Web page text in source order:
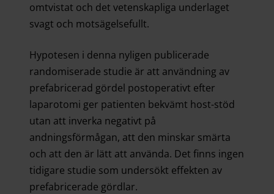
omtvistat och det vetenskapliga underlaget
svagt och motsägelsefullt.
Hypotesen i denna nyligen publicerade
randomiserade studie är att användning av
prefabricerad gördel postoperativt efter
laparotomi ger patienten bekvämt host-stöd
utan att inverka negativt på
andningsförmågan, att den minskar smärta
och att den är lätt att använda. Det finns ingen
tidigare studie som undersökt effekten av
prefabricerade gördlar.